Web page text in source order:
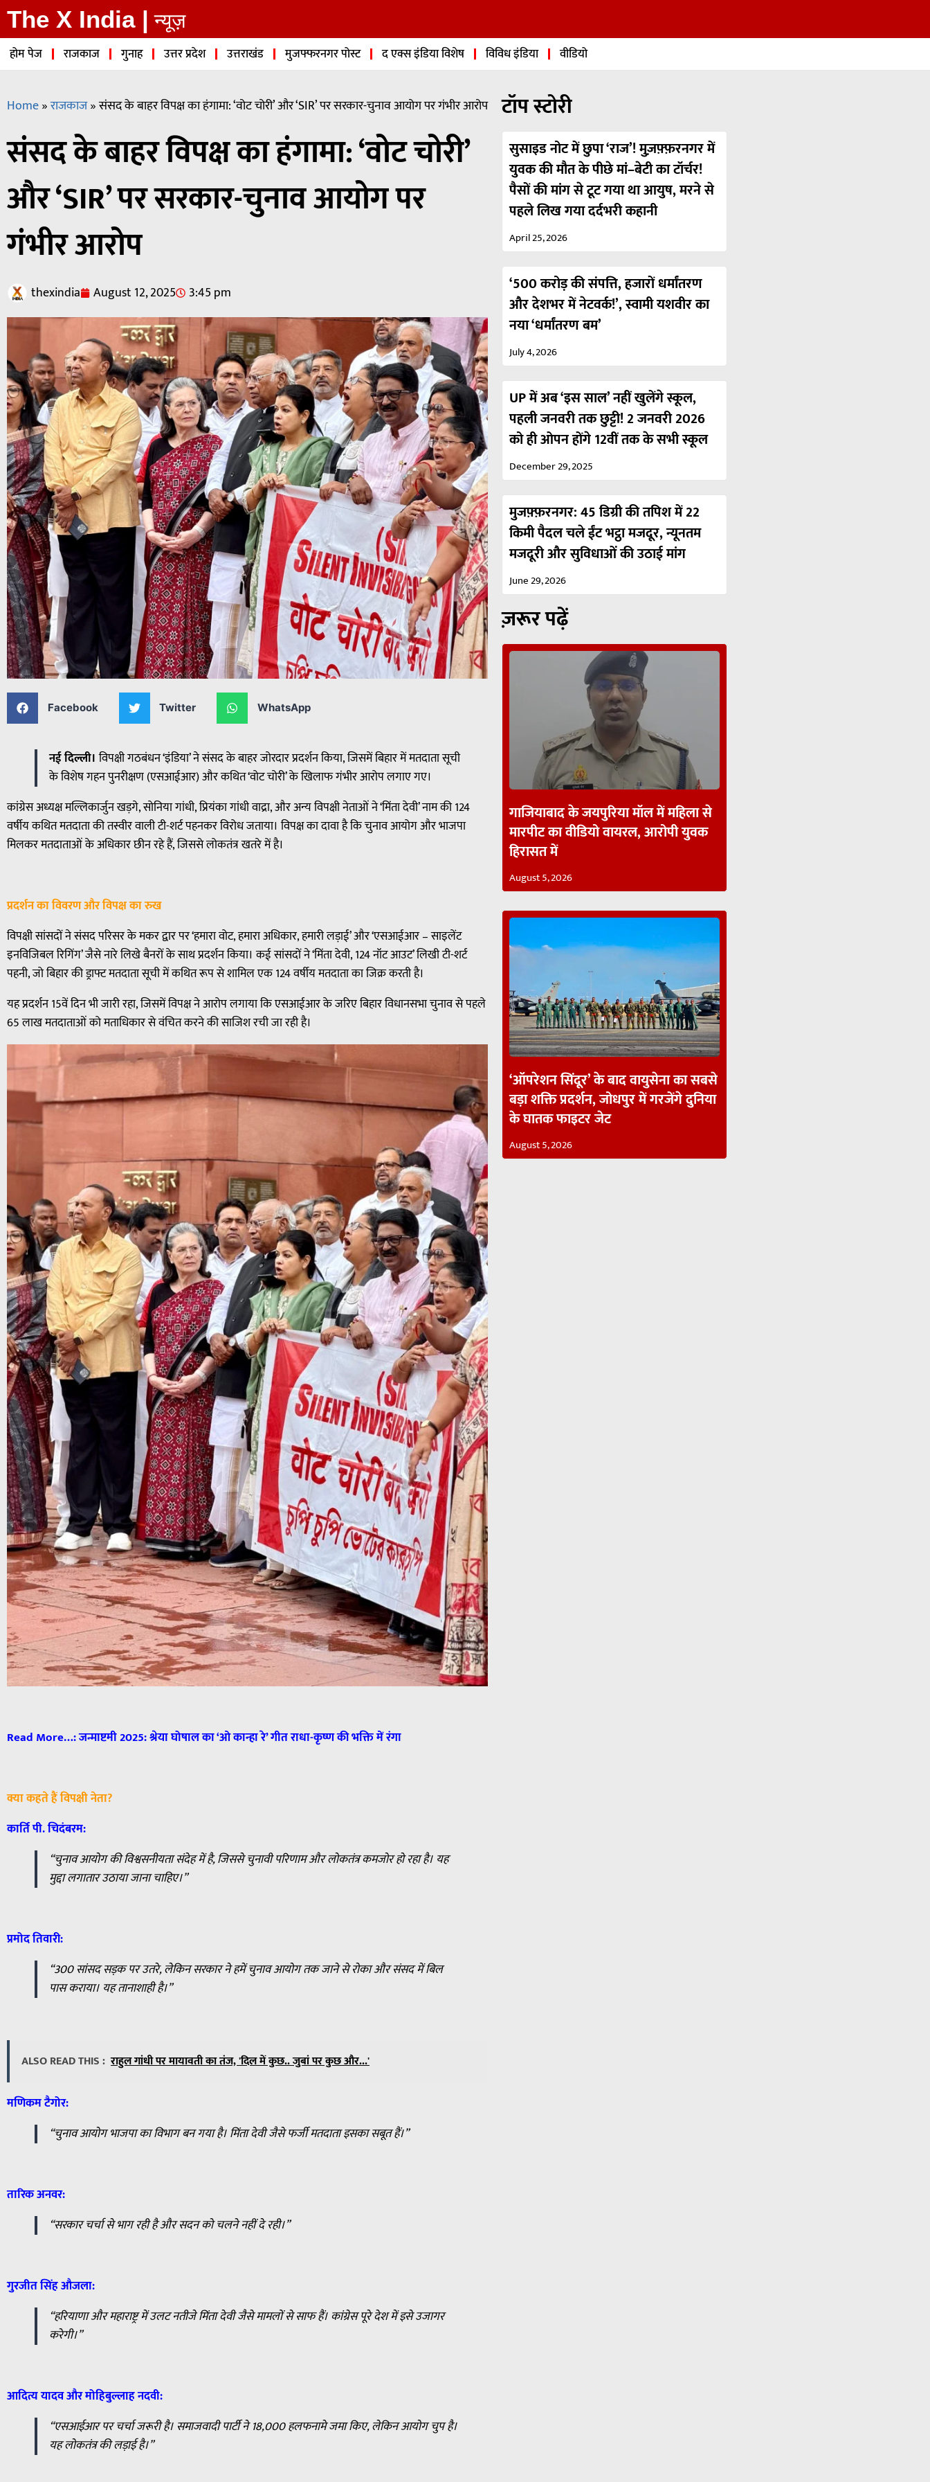
The X India | न्यूज़
होम पेज राजकाज गुनाह उत्तर प्रदेश उत्तराखंड मुजफ्फरनगर पोस्ट द एक्स इंडिया विशेष विविध इंडिया वीडियो
Home»राजकाज»संसद के बाहर विपक्ष का हंगामा: ‘वोट चोरी’ और ‘SIR’ पर सरकार-चुनाव आयोग पर गंभीर आरोप
संसद के बाहर विपक्ष का हंगामा: ‘वोट चोरी’
और ‘SIR’ पर सरकार-चुनाव आयोग पर
गंभीर आरोप
thexindia August 12, 2025 3:45 pm
Facebook Twitter WhatsApp
नई दिल्ली।विपक्षी गठबंधन ‘इंडिया’ ने संसद के बाहर जोरदार प्रदर्शन किया, जिसमें बिहार में मतदाता सूची
के विशेष गहन पुनरीक्षण (एसआईआर) और कथित ‘वोट चोरी’ के खिलाफ गंभीर आरोप लगाए गए।
कांग्रेस अध्यक्ष मल्लिकार्जुन खड़गे, सोनिया गांधी, प्रियंका गांधी वाद्रा, और अन्य विपक्षी नेताओं ने ‘मिंता देवी’ नाम की 124
वर्षीय कथित मतदाता की तस्वीर वाली टी-शर्ट पहनकर विरोध जताया। विपक्ष का दावा है कि चुनाव आयोग और भाजपा
मिलकर मतदाताओं के अधिकार छीन रहे हैं, जिससे लोकतंत्र खतरे में है।
प्रदर्शन का विवरण और विपक्ष का रुख
विपक्षी सांसदों ने संसद परिसर के मकर द्वार पर ‘हमारा वोट, हमारा अधिकार, हमारी लड़ाई’ और ‘एसआईआर – साइलेंट
इनविजिबल रिगिंग’ जैसे नारे लिखे बैनरों के साथ प्रदर्शन किया। कई सांसदों ने ‘मिंता देवी, 124 नॉट आउट’ लिखी टी-शर्ट
पहनी, जो बिहार की ड्राफ्ट मतदाता सूची में कथित रूप से शामिल एक 124 वर्षीय मतदाता का जिक्र करती है।
यह प्रदर्शन 15वें दिन भी जारी रहा, जिसमें विपक्ष ने आरोप लगाया कि एसआईआर के जरिए बिहार विधानसभा चुनाव से पहले
65 लाख मतदाताओं को मताधिकार से वंचित करने की साजिश रची जा रही है।
Read More…:जन्माष्टमी 2025: श्रेया घोषाल का ‘ओ कान्हा रे’ गीत राधा-कृष्ण की भक्ति में रंगा
क्या कहते हैं विपक्षी नेता?
कार्ति पी. चिदंबरम:
“चुनाव आयोग की विश्वसनीयता संदेह में है, जिससे चुनावी परिणाम और लोकतंत्र कमजोर हो रहा है। यह
मुद्दा लगातार उठाया जाना चाहिए।”
प्रमोद तिवारी:
“300 सांसद सड़क पर उतरे, लेकिन सरकार ने हमें चुनाव आयोग तक जाने से रोका और संसद में बिल
पास कराया। यह तानाशाही है।”
ALSO READ THIS : राहुल गांधी पर मायावती का तंज, 'दिल में कुछ.. जुबां पर कुछ और...'
मणिकम टैगोर:
“चुनाव आयोग भाजपा का विभाग बन गया है। मिंता देवी जैसे फर्जी मतदाता इसका सबूत हैं।”
तारिक अनवर:
“सरकार चर्चा से भाग रही है और सदन को चलने नहीं दे रही।”
गुरजीत सिंह औजला:
“हरियाणा और महाराष्ट्र में उलट नतीजे मिंता देवी जैसे मामलों से साफ हैं। कांग्रेस पूरे देश में इसे उजागर
करेगी।”
आदित्य यादव और मोहिबुल्लाह नदवी:
“एसआईआर पर चर्चा जरूरी है। समाजवादी पार्टी ने 18,000 हलफनामे जमा किए, लेकिन आयोग चुप है।
यह लोकतंत्र की लड़ाई है।”
टॉप स्टोरी
सुसाइड नोट में छुपा ‘राज’! मुज़फ़्फ़रनगर में
युवक की मौत के पीछे मां–बेटी का टॉर्चर!
पैसों की मांग से टूट गया था आयुष, मरने से
पहले लिख गया दर्दभरी कहानी
April 25, 2026
‘500 करोड़ की संपत्ति, हजारों धर्मांतरण
और देशभर में नेटवर्क!’, स्वामी यशवीर का
नया ‘धर्मांतरण बम’
July 4, 2026
UP में अब ‘इस साल’ नहीं खुलेंगे स्कूल,
पहली जनवरी तक छुट्टी! 2 जनवरी 2026
को ही ओपन होंगे 12वीं तक के सभी स्कूल
December 29, 2025
मुजफ़्फ़रनगर: 45 डिग्री की तपिश में 22
किमी पैदल चले ईंट भट्ठा मजदूर, न्यूनतम
मजदूरी और सुविधाओं की उठाई मांग
June 29, 2026
ज़रूर पढ़ें
गाजियाबाद के जयपुरिया मॉल में महिला से
मारपीट का वीडियो वायरल, आरोपी युवक
हिरासत में
August 5, 2026
‘ऑपरेशन सिंदूर’ के बाद वायुसेना का सबसे
बड़ा शक्ति प्रदर्शन, जोधपुर में गरजेंगे दुनिया
के घातक फाइटर जेट
August 5, 2026